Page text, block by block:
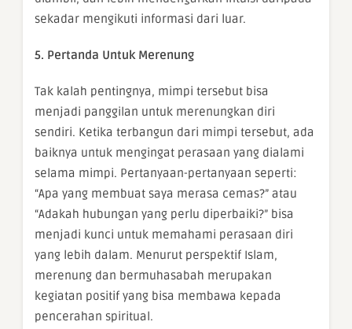
sekadar mengikuti informasi dari luar.
5. Pertanda Untuk Merenung
Tak kalah pentingnya, mimpi tersebut bisa
menjadi panggilan untuk merenungkan diri
sendiri. Ketika terbangun dari mimpi tersebut, ada
baiknya untuk mengingat perasaan yang dialami
selama mimpi. Pertanyaan-pertanyaan seperti:
“Apa yang membuat saya merasa cemas?” atau
“Adakah hubungan yang perlu diperbaiki?” bisa
menjadi kunci untuk memahami perasaan diri
yang lebih dalam. Menurut perspektif Islam,
merenung dan bermuhasabah merupakan
kegiatan positif yang bisa membawa kepada
pencerahan spiritual.